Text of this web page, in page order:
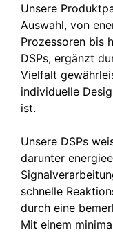
Unsere
Auswahl, von
Prozessoren bis
DSPs, ergänzt
Vielfalt
individuelle
ist.
Unsere DSPs
darunter
schnelle
durch eine
Mit einem